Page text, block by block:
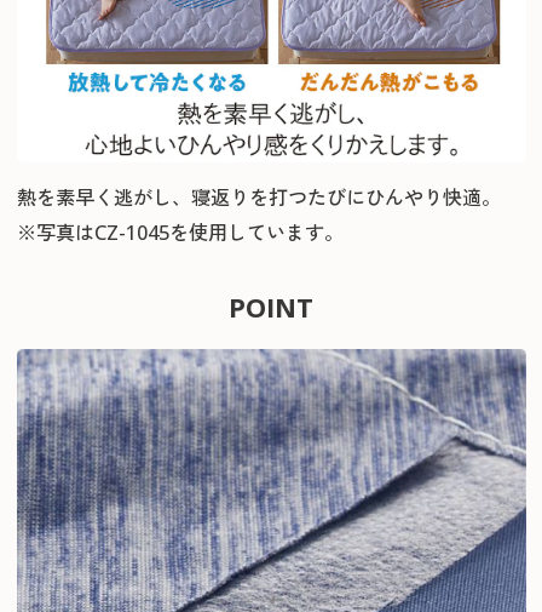
熱を素早く逃がし、寝返りを打つたびにひんやり快適。
※写真はCZ-1045を使用しています。
POINT